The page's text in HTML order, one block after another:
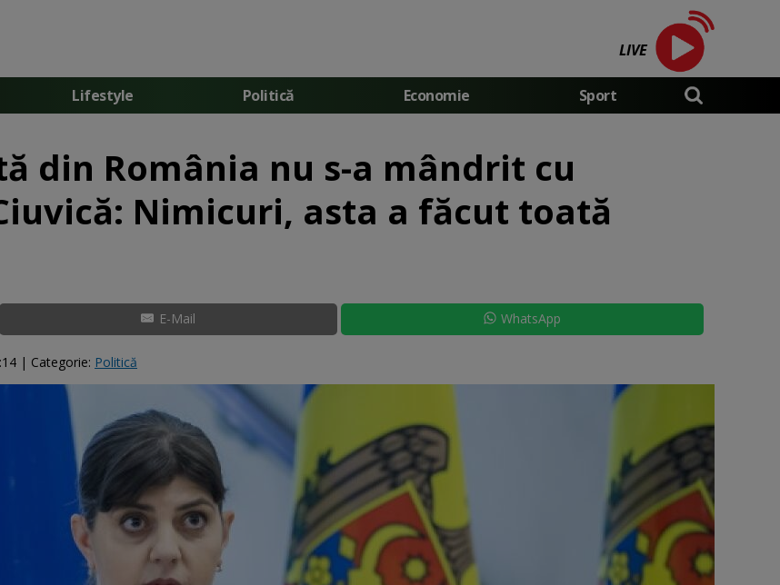
LIVE
Lifestyle Politică Economie Sport
din România nu s-a mândrit cu
Nimicuri, asta a făcut toată
E-Mail WhatsApp
| Categorie: Politică